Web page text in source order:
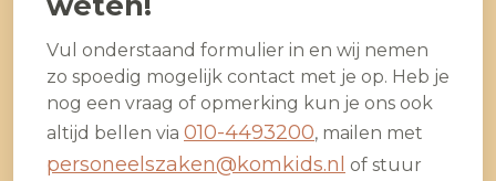
Vul onderstaand formulier in en wij nemen
zo spoedig mogelijk contact met je op. Heb je
nog een vraag of opmerking kun je ons ook
altijd bellen via 010-4493200, mailen met
personeelszaken@komkids.nl
of stuur